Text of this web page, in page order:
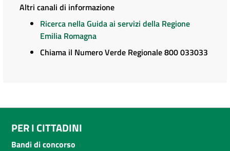
Altri canali di informazione
Ricerca nella Guida ai servizi della Regione
Emilia Romagna
Chiama il Numero Verde Regionale 800 033033
PER I CITTADINI
Bandi di concorso